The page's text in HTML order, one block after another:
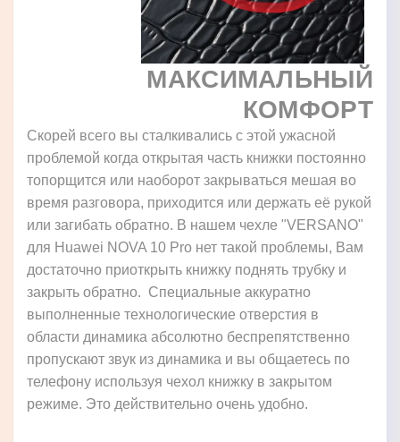
МАКСИМАЛЬНЫЙ
КОМФОРТ
Скорей всего вы сталкивались с этой ужасной
проблемой когда открытая часть книжки постоянно
топорщится или наоборот закрываться мешая во
время разговора, приходится или держать её рукой
или загибать обратно. В нашем чехле "VERSANO"
для Huawei NOVA 10 Pro нет такой проблемы, Вам
достаточно приоткрыть книжку поднять трубку и
закрыть обратно. Специальные аккуратно
выполненные технологические отверстия в
области динамика абсолютно беспрепятственно
пропускают звук из динамика и вы общаетесь по
телефону используя чехол книжку в закрытом
режиме. Это действительно очень удобно.